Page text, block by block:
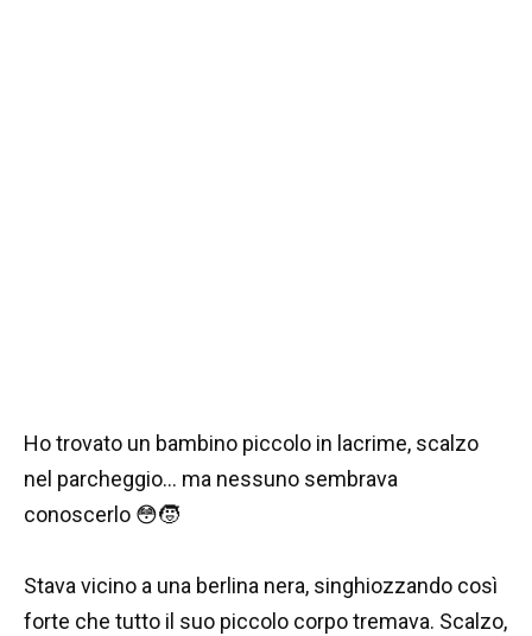
Ho trovato un bambino piccolo in lacrime, scalzo
nel parcheggio… ma nessuno sembrava
conoscerlo 😳🧒
Stava vicino a una berlina nera, singhiozzando così
forte che tutto il suo piccolo corpo tremava. Scalzo,